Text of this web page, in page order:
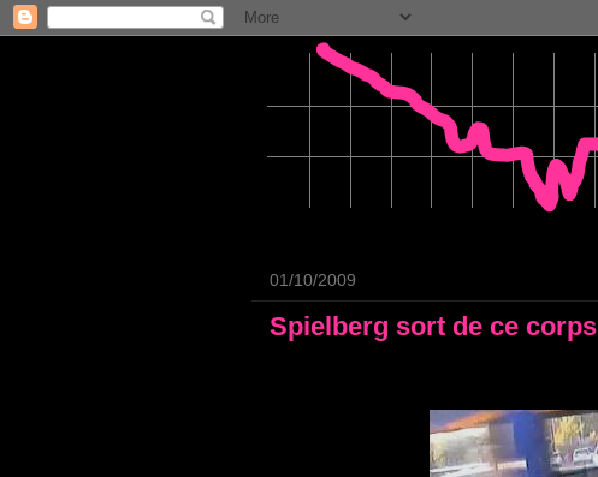
01/10/2009
Spielberg sort de ce corps